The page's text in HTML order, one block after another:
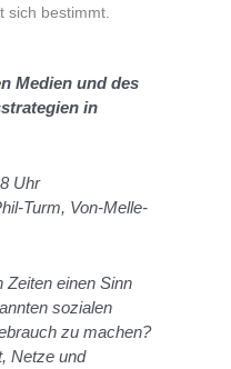
sich bestimmt.
Medien und des
in
Uhr
Turm, Von-Melle-
Zeiten einen Sinn
sozialen
zu machen?
Netze und